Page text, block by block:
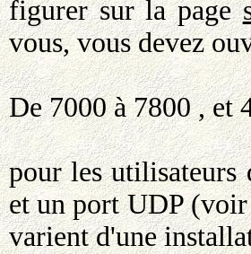
figurer sur la page
vous, vous devez
De 7000 à 7800 , et
pour les
et un port UDP (voir
varient d'une